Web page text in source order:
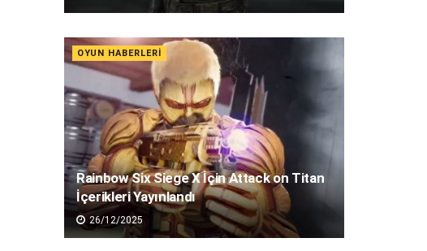
OYUN HABERLERI
Rainbow Six Siege X İçin Attack on Titan
İçerikleri Yayınlandı
26/12/2025